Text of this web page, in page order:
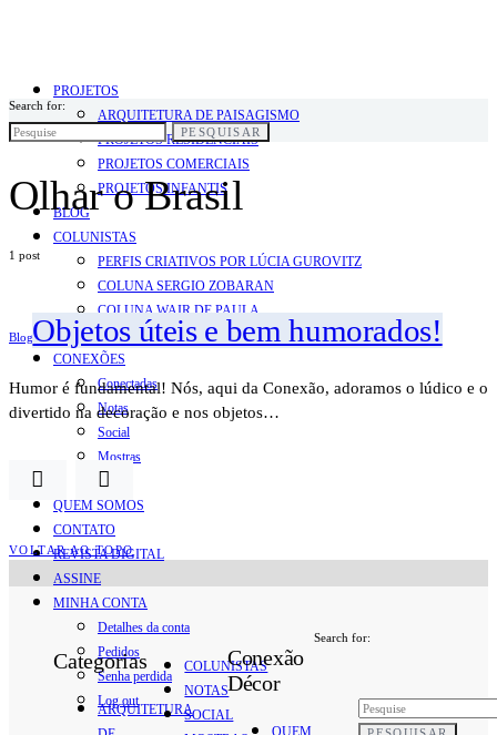
PROJETOS
ARQUITETURA DE PAISAGISMO
PROJETOS RESIDENCIAIS
PROJETOS COMERCIAIS
PROJETOS INFANTIS
BLOG
COLUNISTAS
PERFIS CRIATIVOS POR LÚCIA GUROVITZ
COLUNA SERGIO ZOBARAN
COLUNA WAIR DE PAULA
ARTE.IN.FORMA
CONEXÕES
Conectadas
Notas
Social
Mostras
QUEM SOMOS
CONTATO
REVISTA DIGITAL
ASSINE
MINHA CONTA
Detalhes da conta
Pedidos
Senha perdida
Log out
Search for:
PESQUISAR
Olhar o Brasil
1 post
BlogObjetos úteis e bem humorados!
Humor é fundamental! Nós, aqui da Conexão, adoramos o lúdico e o
divertido na decoração e nos objetos…
VOLTAR AO TOPO
Categorias
ARQUITETURA
COLUNISTAS
NOTAS
SOCIAL
Conexão
Décor
Search for:
PESQUISAR